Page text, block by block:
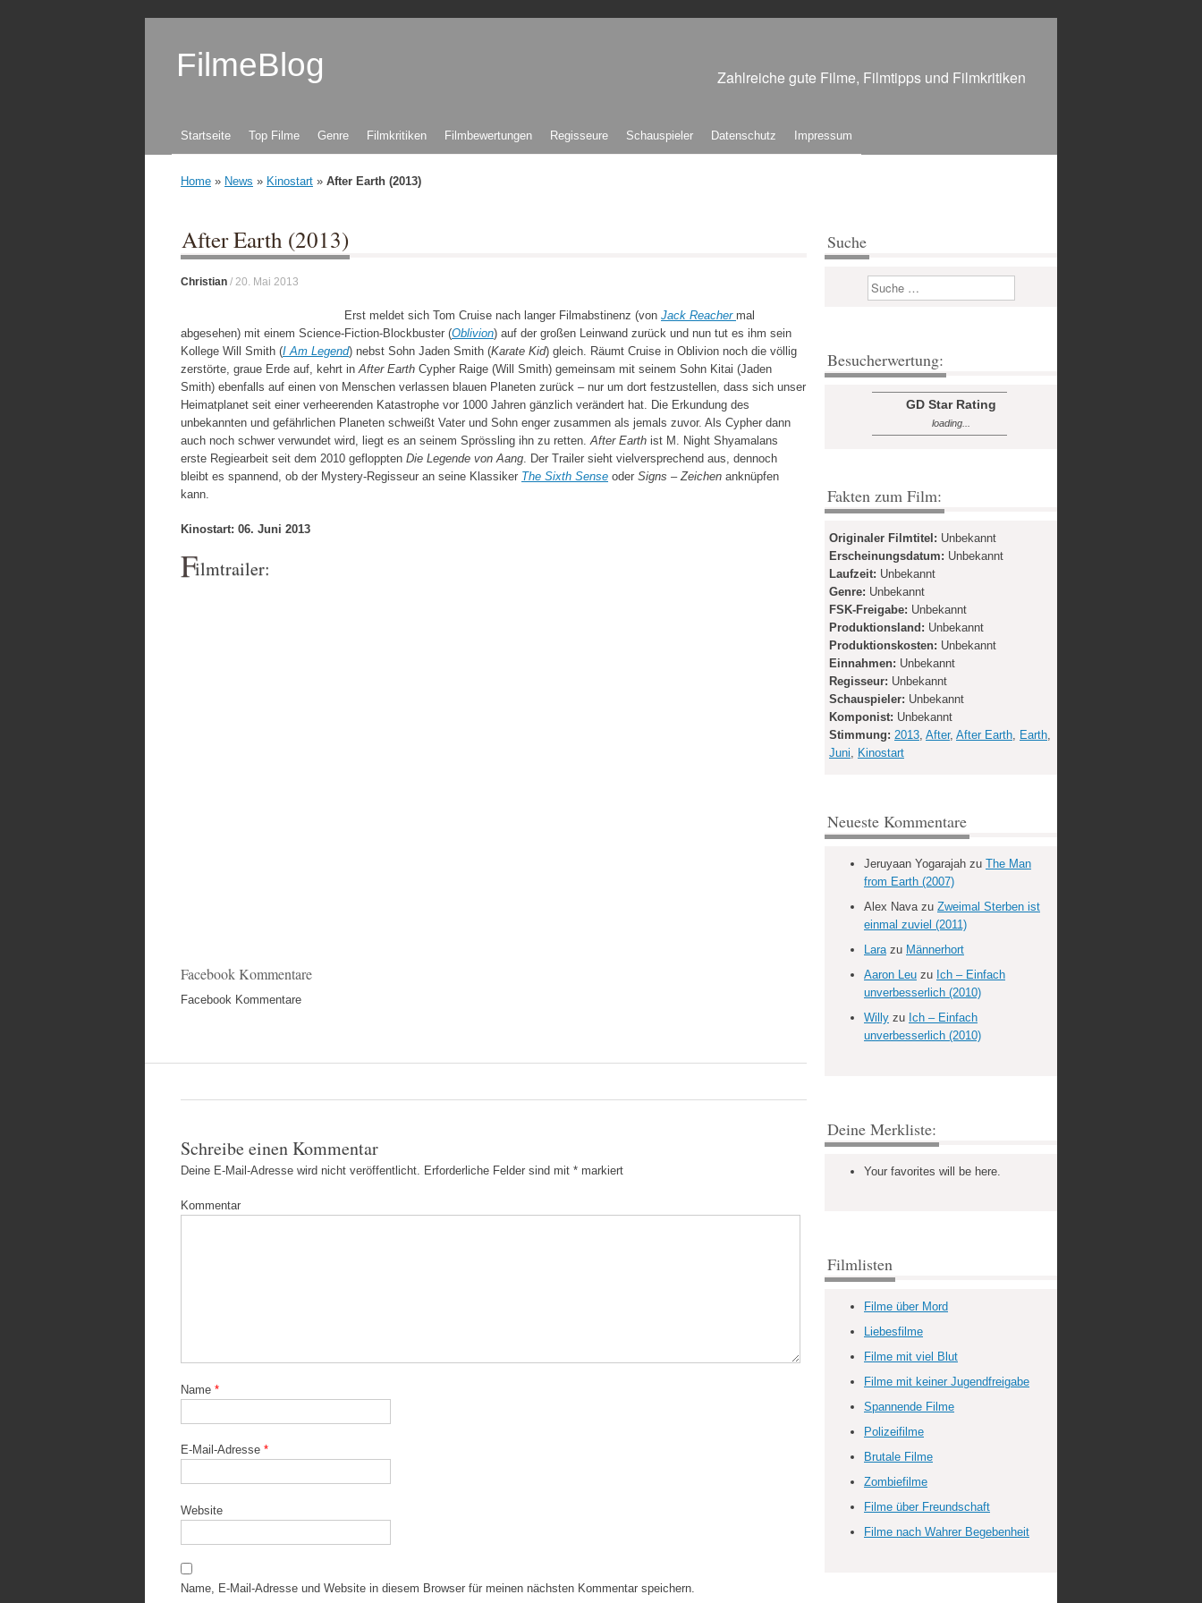
FilmeBlog Zahlreiche gute Filme, Filmtipps und Filmkritiken
Zum Inhalt springen
Startseite Top Filme Genre Filmkritiken Filmbewertungen Regisseure Schauspieler Datenschutz Impressum
Home » News » Kinostart » After Earth (2013)
After Earth (2013)
Christian / 20. Mai 2013
Erst meldet sich Tom Cruise nach langer Filmabstinenz (von Jack Reacher mal
abgesehen) mit einem Science-Fiction-Blockbuster (Oblivion) auf der großen Leinwand zurück und nun tut es ihm sein
Kollege Will Smith (I Am Legend) nebst Sohn Jaden Smith (Karate Kid) gleich. Räumt Cruise in Oblivion noch die völlig
zerstörte, graue Erde auf, kehrt in After Earth Cypher Raige (Will Smith) gemeinsam mit seinem Sohn Kitai (Jaden
Smith) ebenfalls auf einen von Menschen verlassen blauen Planeten zurück – nur um dort festzustellen, dass sich unser
Heimatplanet seit einer verheerenden Katastrophe vor 1000 Jahren gänzlich verändert hat. Die Erkundung des
unbekannten und gefährlichen Planeten schweißt Vater und Sohn enger zusammen als jemals zuvor. Als Cypher dann
auch noch schwer verwundet wird, liegt es an seinem Sprössling ihn zu retten. After Earth ist M. Night Shyamalans
erste Regiearbeit seit dem 2010 gefloppten Die Legende von Aang . Der Trailer sieht vielversprechend aus, dennoch
bleibt es spannend, ob der Mystery-Regisseur an seine Klassiker The Sixth Sense oder Signs – Zeichen anknüpfen
kann.
Kinostart: 06. Juni 2013
Filmtrailer:
Facebook Kommentare
Facebook Kommentare
Schreibe einen Kommentar
Deine E-Mail-Adresse wird nicht veröffentlicht. Erforderliche Felder sind mit * markiert
Kommentar
Name *
E-Mail-Adresse *
Website
Name, E-Mail-Adresse und Website in diesem Browser für meinen nächsten Kommentar speichern.
Suche
Suchen
Besucherwertung:
GD Star Rating
loading...
Fakten zum Film:
Originaler Filmtitel: Unbekannt
Erscheinungsdatum: Unbekannt
Laufzeit: Unbekannt
Genre: Unbekannt
FSK-Freigabe: Unbekannt
Produktionsland: Unbekannt
Produktionskosten: Unbekannt
Einnahmen: Unbekannt
Regisseur: Unbekannt
Schauspieler: Unbekannt
Komponist: Unbekannt
Stimmung: 2013, After, After Earth, Earth,
Juni, Kinostart
Neueste Kommentare
Jeruyaan Yogarajah zu The Man
from Earth (2007)
Alex Navazu Zweimal Sterben ist
einmal zuviel (2011)
Larazu Männerhort
Aaron Leu zu Ich – Einfach
unverbesserlich (2010)
Willy zu Ich – Einfach
unverbesserlich (2010)
Deine Merkliste:
Your favorites will be here.
Filmlisten
Filme über Mord
Liebesfilme
Filme mit viel Blut
Filme mit keiner Jugendfreigabe
Spannende Filme
Polizeifilme
Brutale Filme
Zombiefilme
Filme über Freundschaft
Filme nach Wahrer Begebenheit